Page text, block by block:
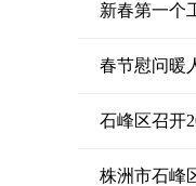
新春第一个
春节慰问暖
石峰区召开
株洲市石峰